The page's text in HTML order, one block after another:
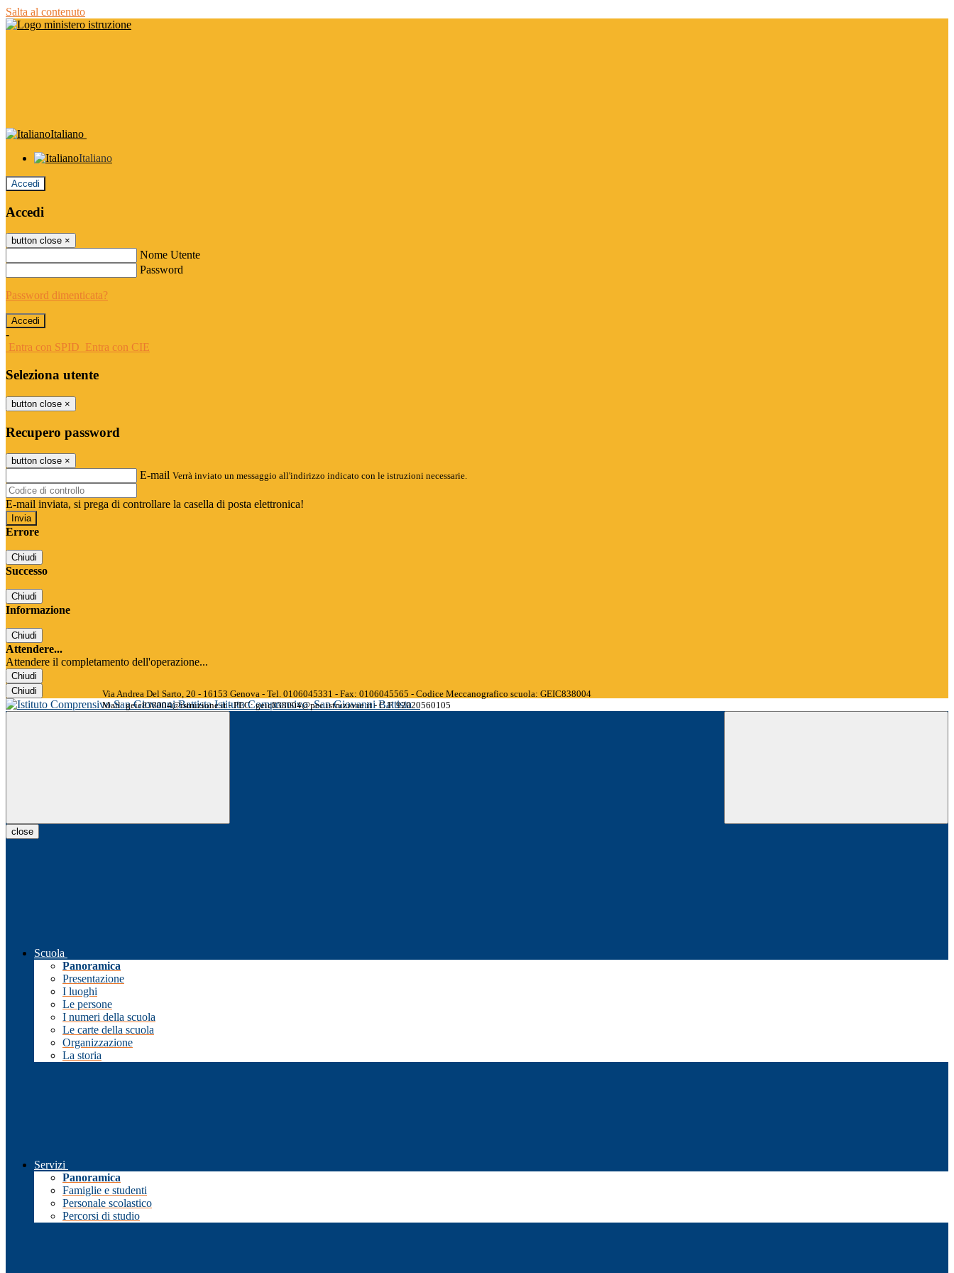
Salta al contenuto
Italiano
Italiano
Accedi
Accedi
button close ×
Nome Utente
Password
Password dimenticata?
-
Entra con SPID Entra con CIE
Seleziona utente
button close ×
Recupero password
button close ×
E-mail Verrà inviato un messaggio all'indirizzo indicato con le istruzioni necessarie.
E-mail inviata, si prega di controllare la casella di posta elettronica!
Errore
Chiudi
Successo
Chiudi
Informazione
Chiudi
Attendere...
Attendere il completamento dell'operazione...
Chiudi
Chiudi
Istituto Comprensivo San Giovanni Battista
Via Andrea Del Sarto, 20 - 16153 Genova - Tel. 0106045331 - Fax: 0106045565 - Codice Meccanografico scuola: GEIC838004
Mail: geic838004@istruzione.it - PEC: geic838004@pec.istruzione.it - C.F. 92020560105
close
Scuola
Panoramica
Presentazione
I luoghi
Le persone
I numeri della scuola
Le carte della scuola
Organizzazione
La storia
Servizi
Panoramica
Famiglie e studenti
Personale scolastico
Percorsi di studio